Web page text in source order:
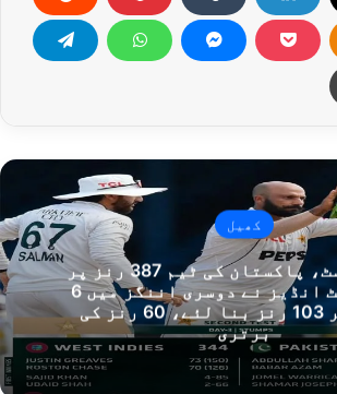
کھیل
دوسرا ٹیسٹ، پاکستان کی ٹیم 387 رنز پر
آؤٹ، ویسٹ انڈیز نے دوسری اننگز میں 6
وکٹوں پر 103 رنز بنا لئے، 60 رنز کی
برتری